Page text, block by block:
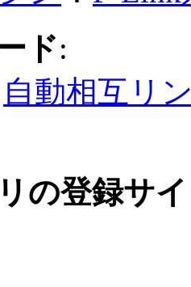
ド:
自動相互リ
の登録サ